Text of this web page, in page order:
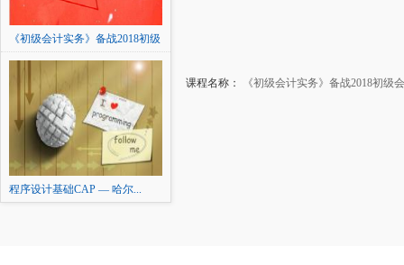
《初级会计实务》备战2018初级
程序设计基础CAP — 哈尔...
课程名称： 《初级会计实务》备战2018初级